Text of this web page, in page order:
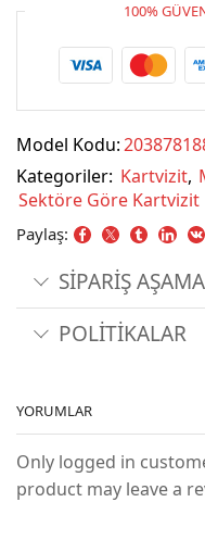
100%
Model Kodu:
Kategoriler: Kartvizit,
Sektöre Göre Kartvizit
Paylaş:
SİPARİŞ
POLİTİKALAR
YORUMLAR
Only logged in
product may leave a